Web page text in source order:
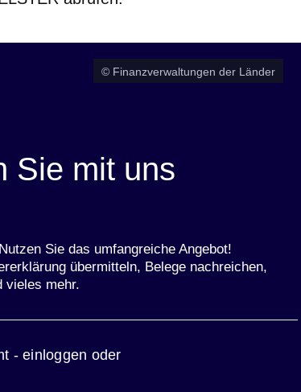
© Finanzverwaltungen der Länder
Sie mit uns
Sie das umfangreiche Angebot!
übermitteln, Belege nachreichen,
vieles mehr.
- einloggen oder